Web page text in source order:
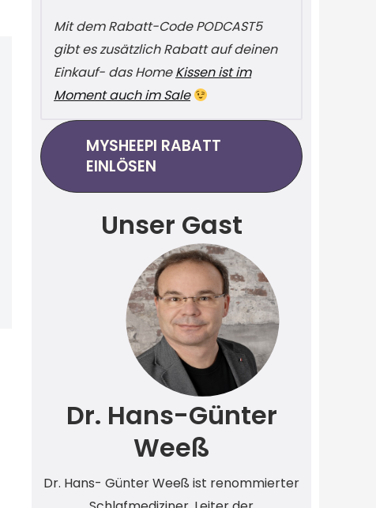
Mit dem Rabatt-Code PODCAST5
gibt es zusätzlich Rabatt auf deinen
Einkauf- das HomeKissen ist im
Moment auch im Sale
MYSHEEPI RABATT
EINLÖSEN
Unser Gast
Dr. Hans-Günter
Weeß
Dr. Hans- Günter Weeß ist renommierter